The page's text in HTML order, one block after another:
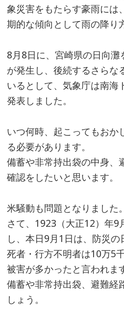
象災害をもたらす豪雨には
期的な傾向として雨の降り
8月8日に、宮崎県の日向
が発生し、後続するさらな
いるとして、気象庁は南海
発表しました。
いつ何時、起こってもおか
る必要があります。
備蓄や非常持出袋の中身、
確認をしたいと思います。
米騒動も問題となりました。
さて、1923（大正12）年9
し、本日9月1日は、防災の
死者・行方不明者は10万5
被害が多かったと言われま
備蓄や非常持出袋、避難経
しょう。